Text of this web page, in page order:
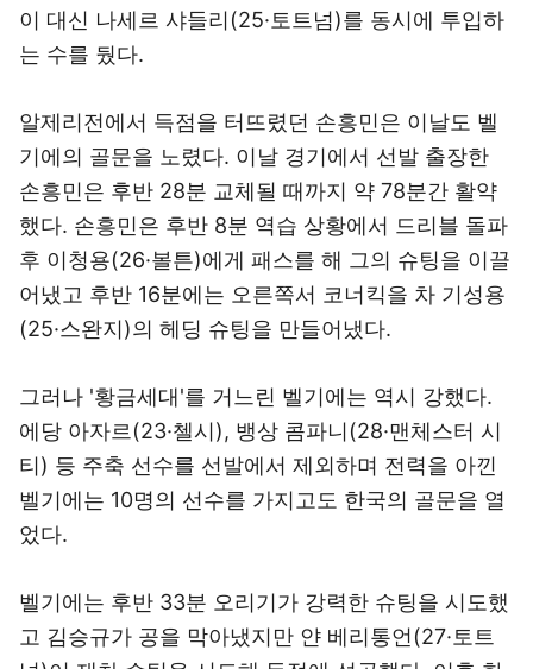
이 대신 나세르 샤들리(25·토트넘)를 동시에 투입하
는 수를 뒀다.
알제리전에서 득점을 터뜨렸던 손흥민은 이날도 벨
기에의 골문을 노렸다. 이날 경기에서 선발 출장한
손흥민은 후반 28분 교체될 때까지 약 78분간 활약
했다. 손흥민은 후반 8분 역습 상황에서 드리블 돌파
후 이청용(26·볼튼)에게 패스를 해 그의 슈팅을 이끌
어냈고 후반 16분에는 오른쪽서 코너킥을 차 기성용
(25·스완지)의 헤딩 슈팅을 만들어냈다.
그러나 '황금세대'를 거느린 벨기에는 역시 강했다.
에당 아자르(23·첼시), 뱅상 콤파니(28·맨체스터 시
티) 등 주축 선수를 선발에서 제외하며 전력을 아낀
벨기에는 10명의 선수를 가지고도 한국의 골문을 열
었다.
벨기에는 후반 33분 오리기가 강력한 슈팅을 시도했
고 김승규가 공을 막아냈지만 얀 베리통언(27·토트